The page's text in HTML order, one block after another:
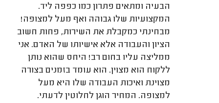
הבעיה ומתאים פתרון כמו כפפה ליד.
המקצועיות שלו גבוהה ואף מעל למצופה!
מבחינתי כמקבלת את השירות, פחות חשוב
הציון והעבודה אלא אישיותו של האדם. אני
ממליצה עליו בחום רב! היחס שהוא נותן
ללקוח הוא מצוין. הוא עומד בזמנים בצורה
מצוינת ואיכות העבודה שלו היא מעל
למצופה. המחיר הוגן לחלוטין לדעתי.